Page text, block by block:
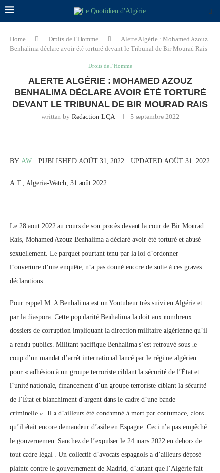
Home Droits de l’Homme
Alerte Algérie : Mohamed Azouz
Benhalima déclare avoir été torturé devant le Tribunal de Bir Mourad Rais
Droits de l’Homme
ALERTE ALGÉRIE : MOHAMED AZOUZ
BENHALIMA DÉCLARE AVOIR ÉTÉ TORTURÉ
DEVANT LE TRIBUNAL DE BIR MOURAD RAIS
written by Redaction LQA 5 septembre 2022
BY AW · PUBLISHED AOÛT 31, 2022 · UPDATED AOÛT 31, 2022
A.T., Algeria-Watch, 31 août 2022
Le 28 aout 2022 au cours de son procès devant la cour de Bir Mourad
Rais, Mohamed Azouz Benhalima a déclaré avoir été torturé et abusé
sexuellement. Le parquet pourtant tenu par la loi d’ordonner
l’ouverture d’une enquête, n’a pas donné encore de suite à ces graves
déclarations.
Pour rappel M. A Benhalima est un Youtubeur très suivi en Algérie et
par la diaspora. Cette popularité Benhalima la doit aux nombreux
dossiers de corruption impliquant la direction militaire algérienne qu’il
a rendu publics. Militant pacifique Benhalima s’est retrouvé sous le
coup d’un mandat d’arrêt international lancé par le régime algérien
pour « adhésion à un groupe terroriste ciblant la sécurité de l’État et
l’unité nationale, financement d’un groupe terroriste ciblant la sécurité
de l’État et blanchiment d’argent dans le cadre d’une bande
criminelle ». Il a d’ailleurs été condamné à mort par contumace, alors
qu’il était encore demandeur d’asile en Espagne. Ceci n’a pas empêché
le gouvernement Sanchez de l’expulser le 24 mars 2022 en dehors de
tout cadre légal . Un collectif d’avocats espagnols a d’ailleurs déposé
plainte contre le gouvernement de Madrid, d’autant que l’Algérie fait